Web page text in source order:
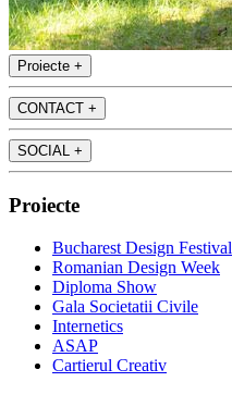
Proiecte +
CONTACT +
SOCIAL +
Proiecte
Bucharest Design Festival
Romanian Design Week
Diploma Show
Gala Societatii Civile
Internetics
ASAP
Cartierul Creativ